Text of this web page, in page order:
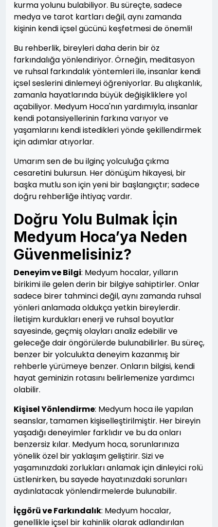
kurma yolunu bulabiliyor. Bu süreçte, sadece
medya ve tarot kartları değil, aynı zamanda
kişinin kendi içsel gücünü keşfetmesi de önemli!
Bu rehberlik, bireyleri daha derin bir öz
farkındalığa yönlendiriyor. Örneğin, meditasyon
ve ruhsal farkındalık yöntemleri ile, insanlar kendi
içsel seslerini dinlemeyi öğreniyorlar. Bu alışkanlık,
zamanla hayatlarında büyük değişikliklere yol
açabiliyor. Medyum Hoca'nın yardımıyla, insanlar
kendi potansiyellerinin farkına varıyor ve
yaşamlarını kendi istedikleri yönde şekillendirmek
için adımlar atıyorlar.
Umarım sen de bu ilginç yolculuğa çıkma
cesaretini bulursun. Her dönüşüm hikayesi, bir
başka mutlu son için yeni bir başlangıçtır; sadece
doğru rehberliğe ihtiyaç vardır.
Doğru Yolu Bulmak İçin
Medyum Hoca’ya Neden
Güvenmelisiniz?
Deneyim ve Bilgi: Medyum hocalar, yılların
birikimi ile gelen derin bir bilgiye sahiptirler. Onlar
sadece birer tahminci değil, aynı zamanda ruhsal
yönleri anlamada oldukça yetkin bireylerdir.
İletişim kurdukları enerji ve ruhsal boyutlar
sayesinde, geçmiş olayları analiz edebilir ve
geleceğe dair öngörülerde bulunabilirler. Bu süreç,
benzer bir yolculukta deneyim kazanmış bir
rehberle yürümeye benzer. Onların bilgisi, kendi
hayat geminizin rotasını belirlemenize yardımcı
olabilir.
Kişisel Yönlendirme: Medyum hoca ile yapılan
seanslar, tamamen kişiselleştirilmiştir. Her bireyin
yaşadığı deneyimler farklıdır ve bu da onları
benzersiz kılar. Medyum hoca, sorunlarınıza
yönelik özel bir yaklaşım geliştirir. Sizi ve
yaşamınızdaki zorlukları anlamak için dinleyici rolü
üstlenirken, bu sayede hayatınızdaki sorunları
aydınlatacak yönlendirmelerde bulunabilir.
İçgörü ve Farkındalık: Medyum hocalar,
genellikle içsel bir kahinlik olarak adlandırılan